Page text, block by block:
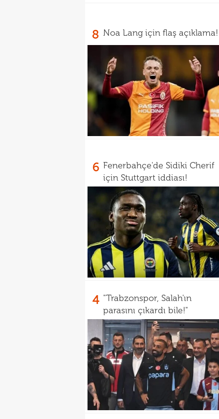
8 Noa Lang için flaş açıklama!
6 Fenerbahçe'de Sidiki Cherif
için Stuttgart iddiası!
4 "Trabzonspor, Salah'ın
parasını çıkardı bile!"